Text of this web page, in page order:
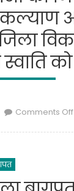
Comments Off